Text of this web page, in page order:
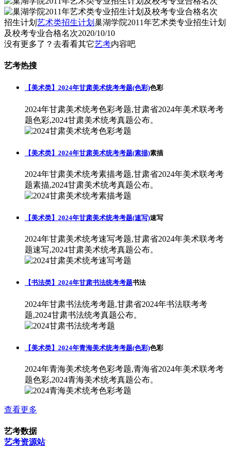
招生计划 艺术类招生计划 巢湖学院2011年艺术类专业招生计划
及校考专业合格名次2020/10/10
没有更多了？去看看其它艺考内容吧
艺考热搜
【美术类】2024年甘肃美术统考考题(色彩)色彩
2024年甘肃美术统考色彩考题,甘肃省2024年美术联考考
题色彩,2024甘肃美术统考真题公布。
【美术类】2024年甘肃美术统考考题(素描)素描
2024年甘肃美术统考素描考题,甘肃省2024年美术联考考
题素描,2024甘肃美术统考真题公布。
【美术类】2024年甘肃美术统考考题(速写)速写
2024年甘肃美术统考速写考题,甘肃省2024年美术联考考
题速写,2024甘肃美术统考真题公布。
【书法类】2024年甘肃书法统考考题书法
2024年甘肃书法统考考题,甘肃省2024年书法联考考
题,2024甘肃书法统考真题公布。
【美术类】2024年青海美术统考考题(色彩)色彩
2024年青海美术统考色彩考题,青海省2024年美术联考考
题色彩,2024青海美术统考真题公布。
查看更多
艺考数据
艺考资源站